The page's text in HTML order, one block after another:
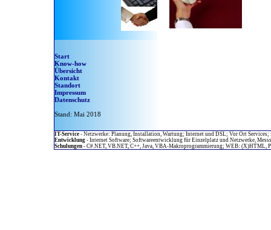
Start
Know-how
Übersicht
Kontakt
Standort
Impressum
Datenschutz
Stand: Mai 2018
IT-Service - Netzwerke: Planung, Installation, Wartung; Internet und DSL; Vor Ort Services;
Entwicklung - Internet Software; Softwareentwicklung für Einzelplatz und Netzwerke,
Schulungen - C#.NET, VB.NET, C++, Java, VBA-Makroprogrammierung; WEB: (X)HTML,